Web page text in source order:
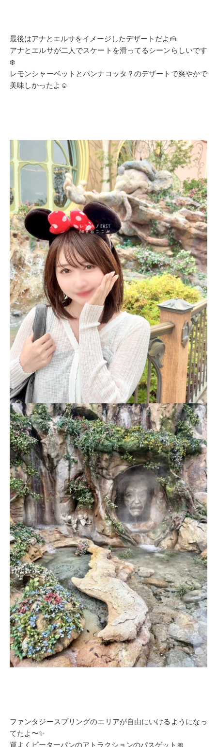
最後はアナとエルサをイメージしたデザートだよ🍰
アナとエルサが二人でスケートを滑ってるシーンらしいです
❄️
レモンシャーベットとパンナコッタ？のデザートで爽やかで
美味しかったよ☺️
ファンタジースプリングのエリアが自由にいけるようになっ
てたよ〜✨
運よくピーターパンのアトラクションのパスゲット🎀